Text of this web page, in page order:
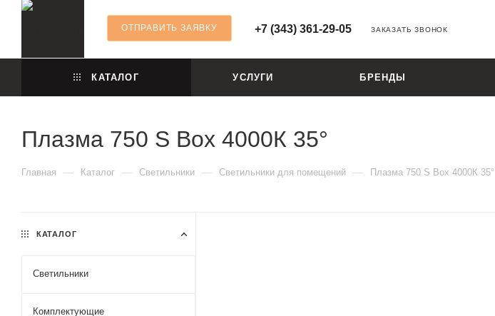
ОТПРАВИТЬ ЗАЯВКУ +7 (343) 361-29-05 ЗАКАЗАТЬ ЗВОНОК
КАТАЛОГ УСЛУГИ БРЕНДЫ
Плазма 750 S Box 4000К 35°
Главная — Каталог — Светильники — Светильники для помещений — Плазма 750 S Box 4000К 35°
КАТАЛОГ
Светильники
Комплектующие